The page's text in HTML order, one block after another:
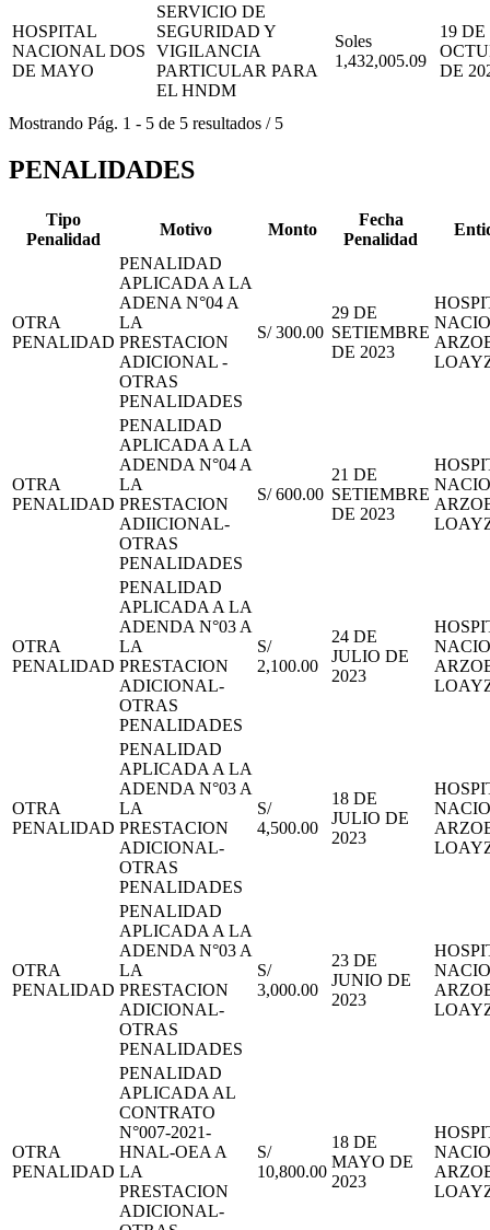
HOSPITAL
NACIONAL DOS
DE MAYO
SERVICIO DE
SEGURIDAD Y
VIGILANCIA
PARTICULAR PARA
EL HNDM
Soles
1,432,005.09
19 DE
DE
Mostrando Pág. 1 - 5 de 5 resultados / 5
PENALIDADES
Tipo
Penalidad
Motivo Monto
Fecha
Penalidad
OTRA
PENALIDAD
PENALIDAD
APLICADA A LA
ADENA N°04 A
LA
PRESTACION
ADICIONAL -
OTRAS
PENALIDADES
S/ 300.00
29 DE
SETIEMBRE
DE 2023
OTRA
PENALIDAD
PENALIDAD
APLICADA A LA
ADENDA N°04 A
LA
PRESTACION
ADIICIONAL-
OTRAS
PENALIDADES
S/ 600.00
21 DE
SETIEMBRE
DE 2023
OTRA
PENALIDAD
PENALIDAD
APLICADA A LA
ADENDA N°03 A
LA
PRESTACION
ADICIONAL-
OTRAS
PENALIDADES
S/
2,100.00
24 DE
JULIO DE
2023
OTRA
PENALIDAD
PENALIDAD
APLICADA A LA
ADENDA N°03 A
LA
PRESTACION
ADICIONAL-
OTRAS
PENALIDADES
S/
4,500.00
18 DE
JULIO DE
2023
OTRA
PENALIDAD
PENALIDAD
APLICADA A LA
ADENDA N°03 A
LA
PRESTACION
ADICIONAL-
OTRAS
PENALIDADES
S/
3,000.00
23 DE
JUNIO DE
2023
OTRA
PENALIDAD
PENALIDAD
APLICADA AL
CONTRATO
N°007-2021-
HNAL-OEA A
LA
PRESTACION
ADICIONAL-
S/
10,800.00
18 DE
MAYO DE
2023